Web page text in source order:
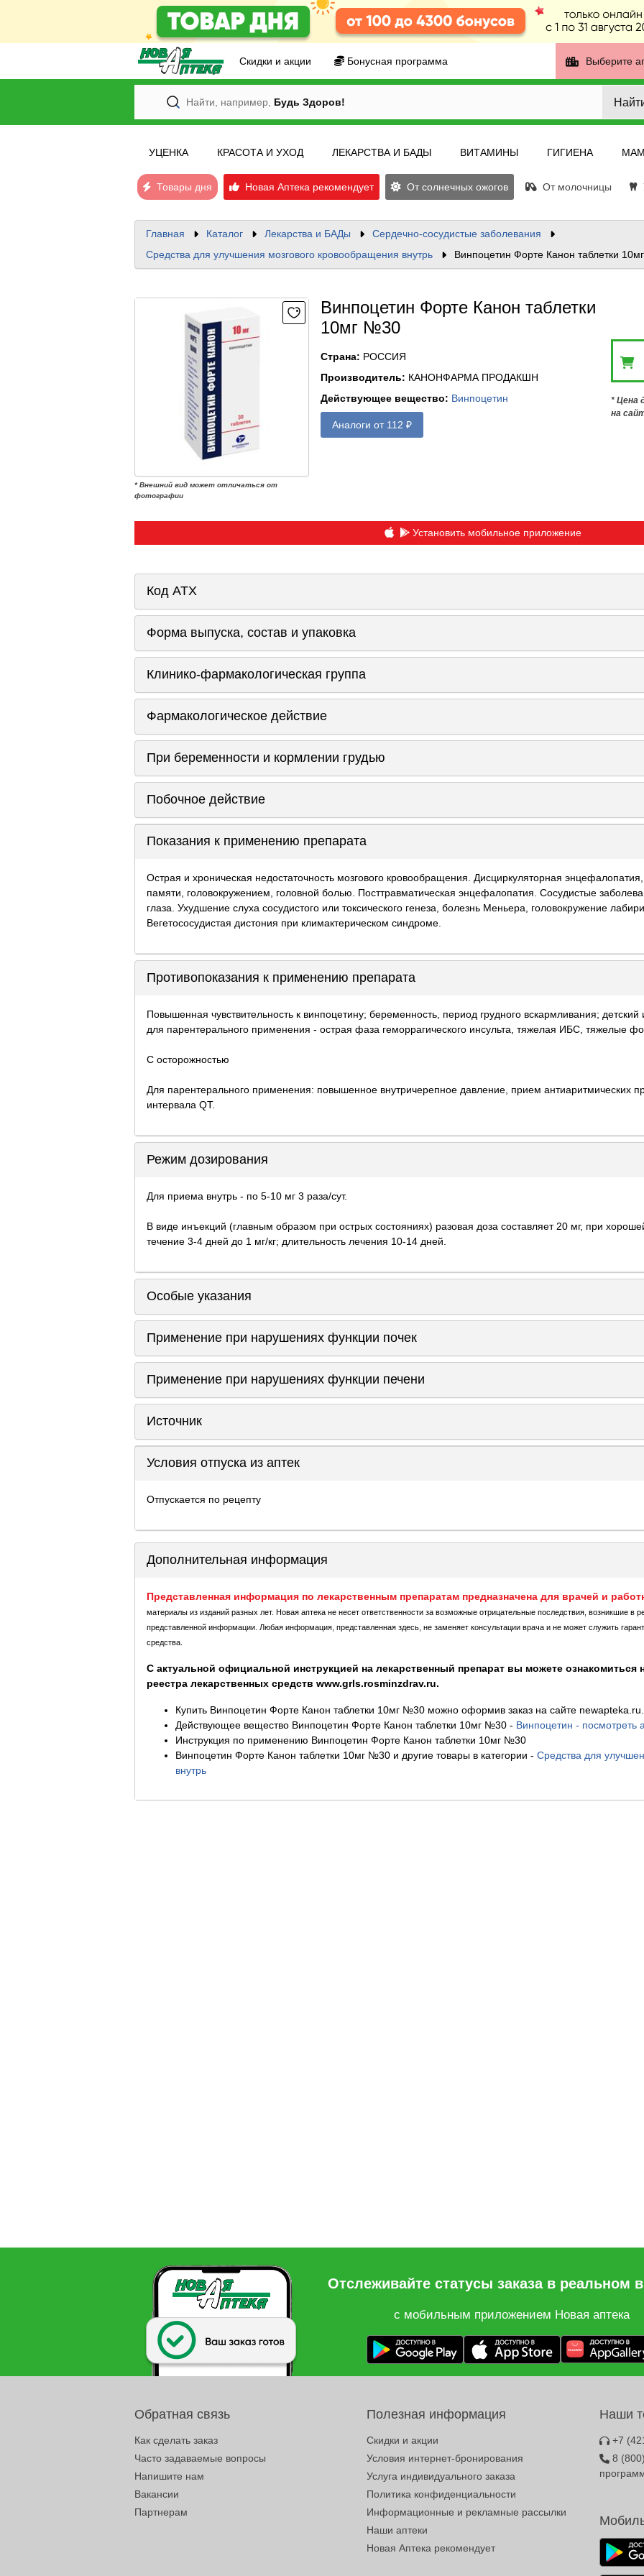
Скидки и акции Бонусная программа Выберите
Найти, например, Будь Здоров!
УЦЕНКА КРАСОТА И УХОД ЛЕКАРСТВА И БАДЫ ВИТАМИНЫ ГИГИЕНА
Товары дня Новая Аптека рекомендует От солнечных ожогов От молочницы
Главная Каталог Лекарства и БАДы
Сердечно-сосудистые заболевания
Средства для улучшения мозгового кровообращения внутрь
Винпоцетин Форте Канон таблетки
* Внешний вид может отличаться от
фотографии
Винпоцетин Форте Канон таблетки
10мг №30
Страна: РОССИЯ
Производитель: КАНОНФАРМА ПРОДАКШН
Действующее вещество: Винпоцетин
Аналоги от 112 ₽
* Цена
на
Установить мобильное приложение
Код ATX
Форма выпуска, состав и упаковка
Клинико-фармакологическая группа
Фармакологическое действие
При беременности и кормлении грудью
Побочное действие
Показания к применению препарата
Острая и хроническая недостаточность мозгового кровообращения. Дисциркуляторная
памяти, головокружением, головной болью. Посттравматическая энцефалопатия. Сосудистые
глаза. Ухудшение слуха сосудистого или токсического генеза, болезнь Меньера, головокружение
Вегетососудистая дистония при климактерическом синдроме.
Противопоказания к применению препарата
Повышенная чувствительность к винпоцетину; беременность, период грудного вскармливания; детский
для парентерального применения - острая фаза геморрагического инсульта, тяжелая ИБС, тяжелые
С осторожностью
Для парентерального применения: повышенное внутричерепное давление, прием антиаритмических
интервала QT.
Режим дозирования
Для приема внутрь - по 5-10 мг 3 раза/сут.
В виде инъекций (главным образом при острых состояниях) разовая доза составляет 20 мг, при
течение 3-4 дней до 1 мг/кг; длительность лечения 10-14 дней.
Особые указания
Применение при нарушениях функции почек
Применение при нарушениях функции печени
Источник
Условия отпуска из аптек
Отпускается по рецепту
Дополнительная информация
Представленная информация по лекарственным препаратам предназначена для врачей и
материалы из изданий разных лет. Новая аптека не несет ответственности за возможные отрицательные последствия, возникшие в
представленной информации. Любая информация, представленная здесь, не заменяет консультации врача и не может служить
средства.
С актуальной официальной инструкцией на лекарственный препарат вы можете ознакомиться
реестра лекарственных средств www.grls.rosminzdrav.ru.
Купить Винпоцетин Форте Канон таблетки 10мг №30 можно оформив заказ на сайте newapteka.ru.
Действующее вещество Винпоцетин Форте Канон таблетки 10мг №30 - Винпоцетин - посмотреть
Инструкция по применению Винпоцетин Форте Канон таблетки 10мг №30
Винпоцетин Форте Канон таблетки 10мг №30 и другие товары в категории - Средства для
внутрь
Отслеживайте статусы заказа в реальном
с мобильным приложением Новая аптека
Обратная связь
Как сделать заказ
Часто задаваемые вопросы
Напишите нам
Вакансии
Партнерам
Полезная информация
Скидки и акции
Условия интернет-бронирования
Услуга индивидуального заказа
Политика конфиденциальности
Информационные и рекламные рассылки
Наши аптеки
Новая Аптека рекомендует
Наши
+7
8